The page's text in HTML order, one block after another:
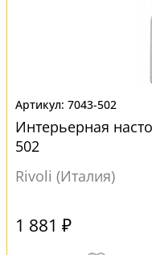
7043-502
Интерьерная
502
Rivoli (Италия)
1 881 ₽